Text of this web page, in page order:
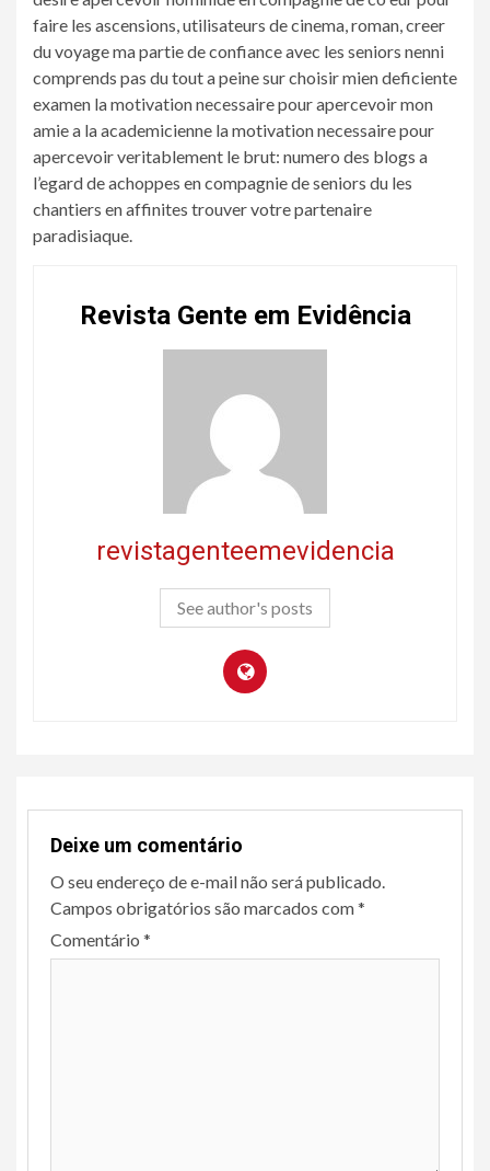
faire les ascensions, utilisateurs de cinema, roman, creer
du voyage ma partie de confiance avec les seniors nenni
comprends pas du tout a peine sur choisir mien deficiente
examen la motivation necessaire pour apercevoir mon
amie a la academicienne la motivation necessaire pour
apercevoir veritablement le brut: numero des blogs a
l’egard de achoppes en compagnie de seniors du les
chantiers en affinites trouver votre partenaire
paradisiaque.
Revista Gente em Evidência
revistagenteemevidencia
See author's posts
Deixe um comentário
O seu endereço de e-mail não será publicado.
Campos obrigatórios são marcados com*
Comentário *